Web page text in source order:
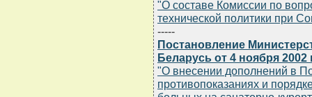
"О составе Комиссии по
технической политики при
-----
Постановление
Беларусь от 4 ноября 2002
"О внесении дополнений в
противопоказаниях и